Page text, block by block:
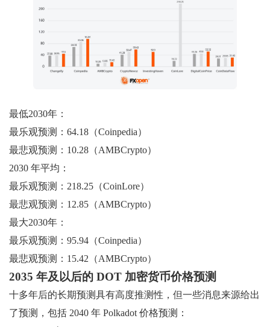
最低2030年：
最乐观预测：64.18（Coinpedia）
最悲观预测：10.28（AMBCrypto）
2030 年平均：
最乐观预测：218.25（CoinLore）
最悲观预测：12.85（AMBCrypto）
最大2030年：
最乐观预测：95.94（Coinpedia）
最悲观预测：15.42（AMBCrypto）
2035 年及以后的 DOT 加密货币价格预测
十多年后的长期预测具有高度推测性，但一些消息来源给出
了预测，包括 2040 年 Polkadot 价格预测：